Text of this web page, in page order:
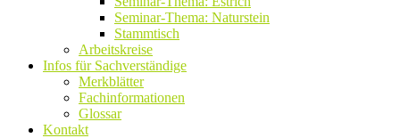
Seminar-Thema: Naturstein
Stammtisch
Arbeitskreise
Infos für Sachverständige
Merkblätter
Fachinformationen
Glossar
Kontakt